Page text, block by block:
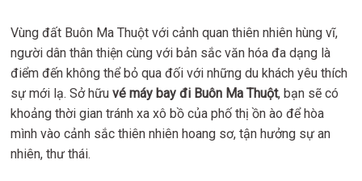
tâm
Vùng đất Buôn Ma Thuột với cảnh quan thiên nhiên hùng vĩ,
người dân thân thiện cùng với bản sắc văn hóa đa dạng là
điểm đến không thể bỏ qua đối với những du khách yêu thích
sự mới lạ. Sở hữuvé máy bay đi Buôn Ma Thuột, bạn sẽ có
khoảng thời gian tránh xa xô bồ của phố thị ồn ào để hòa
mình vào cảnh sắc thiên nhiên hoang sơ, tận hưởng sự an
nhiên, thư thái.